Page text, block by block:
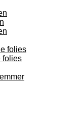
folies
folies